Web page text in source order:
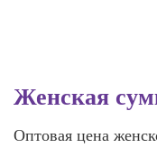
Женская
Оптовая цена